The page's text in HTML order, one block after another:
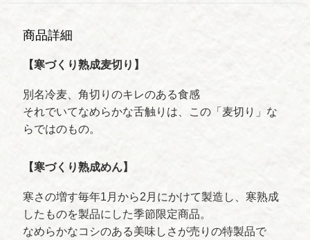
商品詳細
【寒づくり熟成麦切り】
別名冷麦、角切りのキレのある食感
それでいてなめらかな舌触りは、この「麦切り」な
らではのもの。
【寒づくり熟成めん】
寒さの増す毎年1月から2月にかけて製造し、寒熟成
したものを製品にした季節限定商品。
なめらかなコシのある美味しさが売りの特製品で